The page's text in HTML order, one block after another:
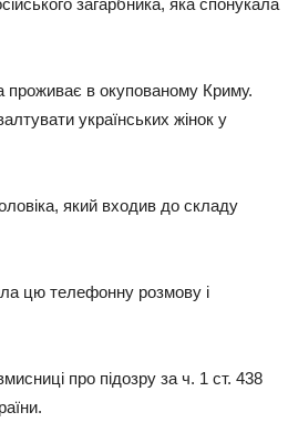
загарбника, яка спонукала
в окупованому Криму.
українських жінок у
який входив до складу
цю телефонну розмову і
про підозру за ч. 1 ст. 438